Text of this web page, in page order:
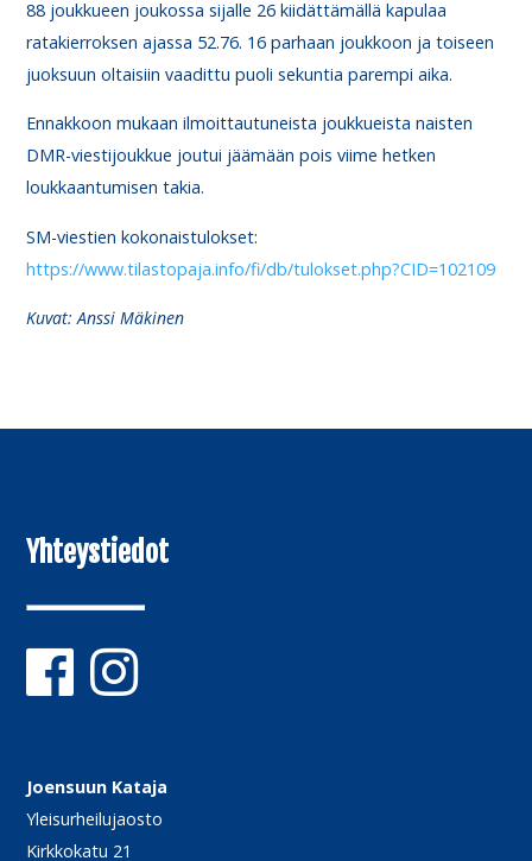
88 joukkueen joukossa sijalle 26 kiidättämällä kapulaa
ratakierroksen ajassa 52.76. 16 parhaan joukkoon ja toiseen
juoksuun oltaisiin vaadittu puoli sekuntia parempi aika.
Ennakkoon mukaan ilmoittautuneista joukkueista naisten
DMR-viestijoukkue joutui jäämään pois viime hetken
loukkaantumisen takia.
SM-viestien kokonaistulokset:
https://www.tilastopaja.info/fi/db/tulokset.php?CID=102109
Kuvat: Anssi Mäkinen
Yhteystiedot
Joensuun Kataja
Yleisurheilujaosto
Kirkkokatu 21